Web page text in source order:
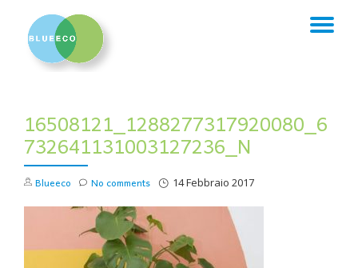
16508121_1288277317920080_6
732641131003127236_N
Blueeco 14 Febbraio 2017
No comments